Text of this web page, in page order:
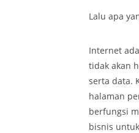
Lalu apa
Internet
tidak akan
serta data.
halaman
berfungsi
bisnis